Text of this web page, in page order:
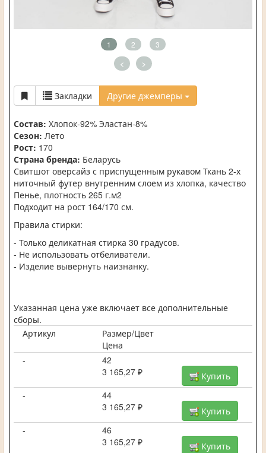
1 2 3
< >
Закладки Другие джемперы
Состав: Хлопок-92% Эластан-8%
Сезон: Лето
Рост: 170
Страна бренда: Беларусь
Свитшот оверсайз с приспущенным рукавом Ткань 2-х
ниточный футер внутренним слоем из хлопка, качество
Пенье, плотность 265 г.м2
Подходит на рост 164/170 см.
Правила стирки:
- Только деликатная стирка 30 градусов.
- Не использовать отбеливатели.
- Изделие вывернуть наизнанку.
Указанная цена уже включает все дополнительные
сборы.
Артикул
Размер/Цвет
Цена
-
42
3 165,27 ₽
Купить
-
44
3 165,27 ₽
Купить
-
46
3 165,27 ₽
Купить